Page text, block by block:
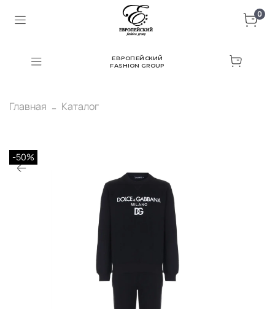
0
ЕВРОПЕЙСКИЙ
FASHION GROUP
Главная Каталог
-50%